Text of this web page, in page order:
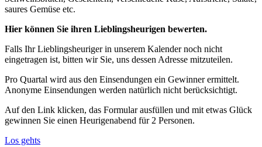
saures Gemüse etc.
Hier können Sie ihren Lieblingsheurigen bewerten.
Falls Ihr Lieblingsheuriger in unserem Kalender noch nicht
eingetragen ist, bitten wir Sie, uns dessen Adresse mitzuteilen.
Pro Quartal wird aus den Einsendungen ein Gewinner ermittelt.
Anonyme Einsendungen werden natürlich nicht berücksichtigt.
Auf den Link klicken, das Formular ausfüllen und mit etwas Glück
gewinnen Sie einen Heurigenabend für 2 Personen.
Los gehts